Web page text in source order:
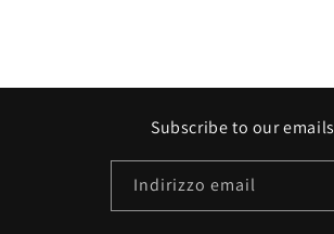
Subscribe to our emails
Indirizzo email